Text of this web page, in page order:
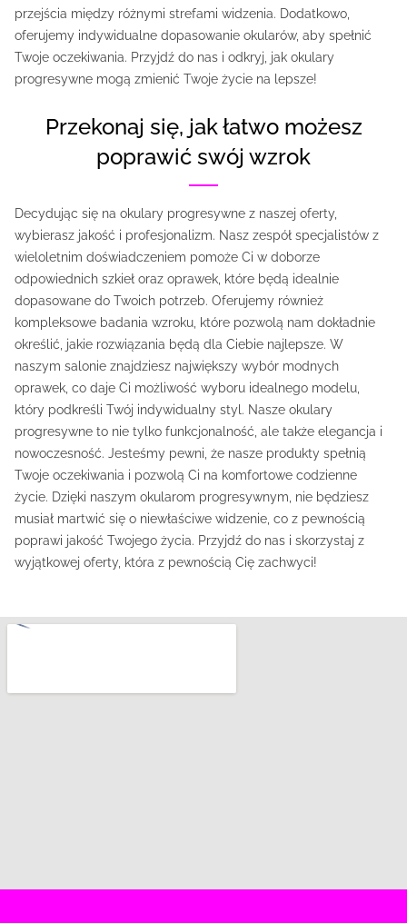
przejścia między różnymi strefami widzenia. Dodatkowo,
oferujemy indywidualne dopasowanie okularów, aby spełnić
Twoje oczekiwania. Przyjdź do nas i odkryj, jak okulary
progresywne mogą zmienić Twoje życie na lepsze!
przekonaj się, jak łatwo możesz
poprawić swój wzrok
Decydując się na okulary progresywne z naszej oferty,
wybierasz jakość i profesjonalizm. Nasz zespół specjalistów z
wieloletnim doświadczeniem pomoże Ci w doborze
odpowiednich szkieł oraz oprawek, które będą idealnie
dopasowane do Twoich potrzeb. Oferujemy również
kompleksowe badania wzroku, które pozwolą nam dokładnie
określić, jakie rozwiązania będą dla Ciebie najlepsze. W
naszym salonie znajdziesz największy wybór modnych
oprawek, co daje Ci możliwość wyboru idealnego modelu,
który podkreśli Twój indywidualny styl. Nasze okulary
progresywne to nie tylko funkcjonalność, ale także elegancja i
nowoczesność. Jesteśmy pewni, że nasze produkty spełnią
Twoje oczekiwania i pozwolą Ci na komfortowe codzienne
życie. Dzięki naszym okularom progresywnym, nie będziesz
musiał martwić się o niewłaściwe widzenie, co z pewnością
poprawi jakość Twojego życia. Przyjdź do nas i skorzystaj z
wyjątkowej oferty, która z pewnością Cię zachwyci!